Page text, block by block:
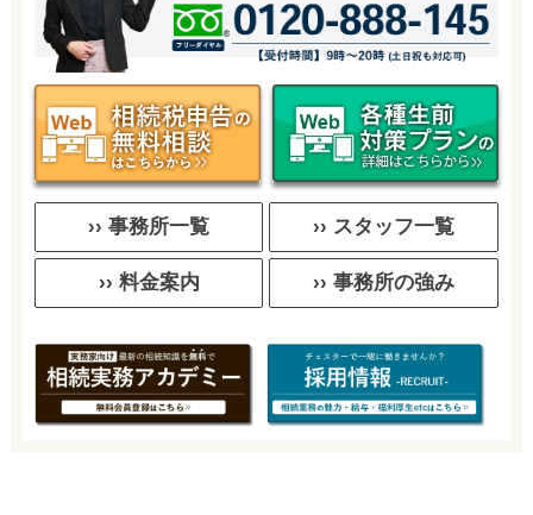
›› 事務所一覧 ›› スタッフ一覧
›› 料金案内 ›› 事務所の強み